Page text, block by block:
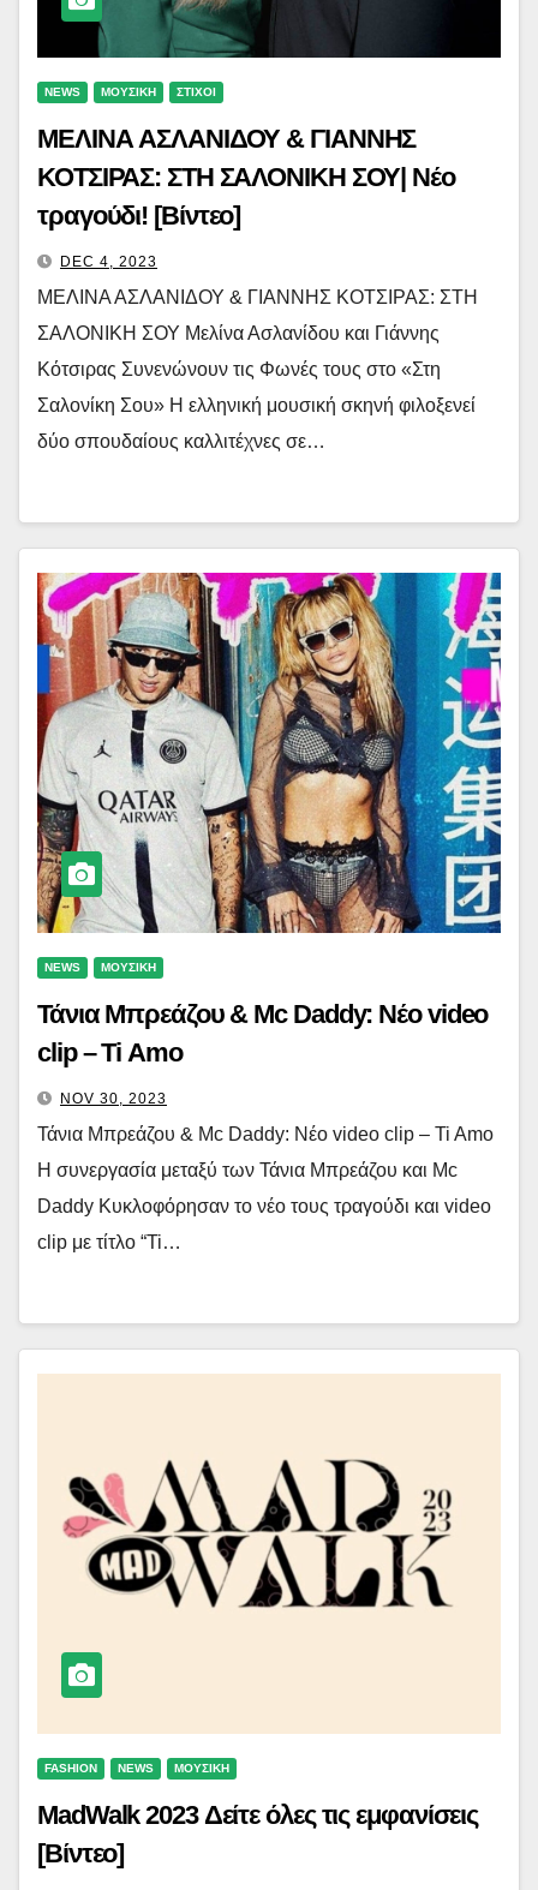
NEWS ΜΟΥΣΙΚΗ ΣΤΙΧΟΙ
ΜΕΛΙΝΑ ΑΣΛΑΝΙΔΟΥ & ΓΙΑΝΝΗΣ
ΚΟΤΣΙΡΑΣ: ΣΤΗ ΣΑΛΟΝΙΚΗ ΣΟΥ| Νέο
τραγούδι! [Βίντεο]
DEC 4, 2023
ΜΕΛΙΝΑ ΑΣΛΑΝΙΔΟΥ & ΓΙΑΝΝΗΣ ΚΟΤΣΙΡΑΣ: ΣΤΗ
ΣΑΛΟΝΙΚΗ ΣΟΥ Μελίνα Ασλανίδου και Γιάννης
Κότσιρας Συνενώνουν τις Φωνές τους στο «Στη
Σαλονίκη Σου» Η ελληνική μουσική σκηνή φιλοξενεί
δύο σπουδαίους καλλιτέχνες σε…
NEWS ΜΟΥΣΙΚΗ
Τάνια Μπρεάζου & Mc Daddy: Νέο video
clip – Ti Amo
NOV 30, 2023
Τάνια Μπρεάζου & Mc Daddy: Νέο video clip – Ti Amo
Η συνεργασία μεταξύ των Τάνια Μπρεάζου και Mc
Daddy Κυκλοφόρησαν το νέο τους τραγούδι και video
clip με τίτλο “Ti…
FASHION NEWS ΜΟΥΣΙΚΗ
MadWalk 2023 Δείτε όλες τις εμφανίσεις
[Βίντεο]